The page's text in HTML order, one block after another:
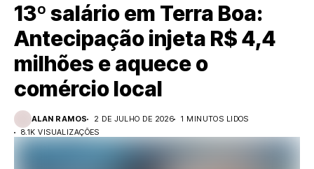
13º salário em Terra Boa:
Antecipação injeta R$ 4,4
milhões e aquece o
comércio local
ALAN RAMOS 2 DE JULHO DE 2026
1 MINUTOS LIDOS
8.1K VISUALIZAÇÕES